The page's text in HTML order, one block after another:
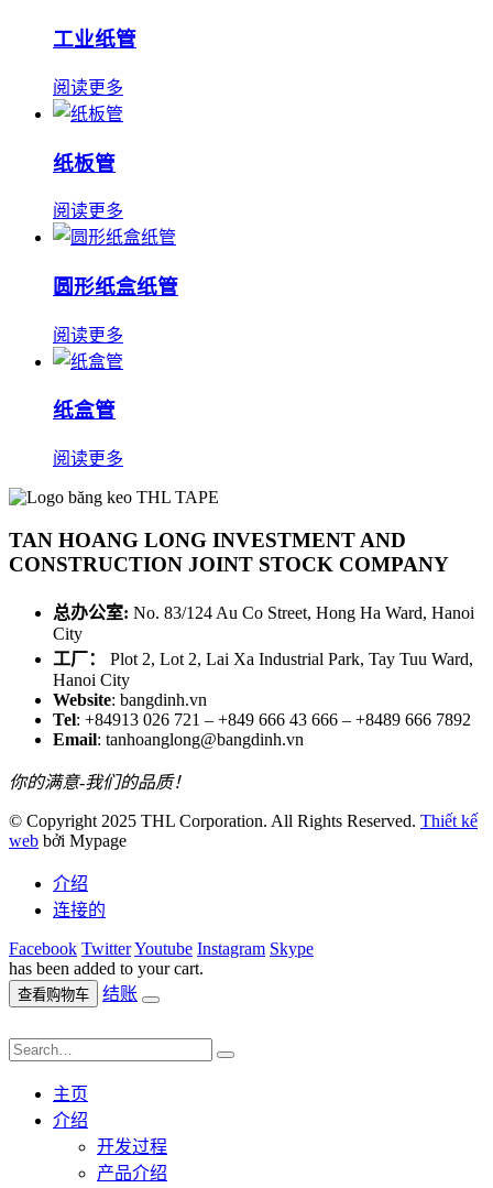
工业纸管
阅读更多
纸板管
阅读更多
圆形纸盒纸管
阅读更多
纸盒管
阅读更多
TAN HOANG LONG INVESTMENT AND
CONSTRUCTION JOINT STOCK COMPANY
总办公室: No. 83/124 Au Co Street, Hong Ha Ward, Hanoi
City
工厂：
Plot 2, Lot 2, Lai Xa Industrial Park, Tay Tuu Ward,
Hanoi City
Website: bangdinh.vn
Tel: +84913 026 721 – +849 666 43 666 – +8489 666 7892
Email: tanhoanglong@bangdinh.vn
你的满意-我们的品质！
© Copyright 2025 THL Corporation. All Rights Reserved. Thiết kế
web bởi Mypage
介绍
连接的
Facebook TwitterYoutube Instagram Skype
has been added to your cart.
查看购物车 结账
主页
介绍
开发过程
产品介绍